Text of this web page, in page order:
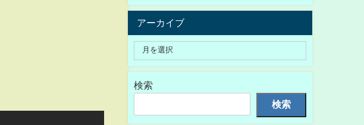
アーカイブ
検索
検索